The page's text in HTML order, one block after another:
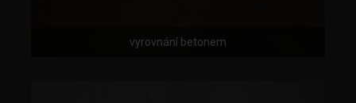
vyrovnání betonem